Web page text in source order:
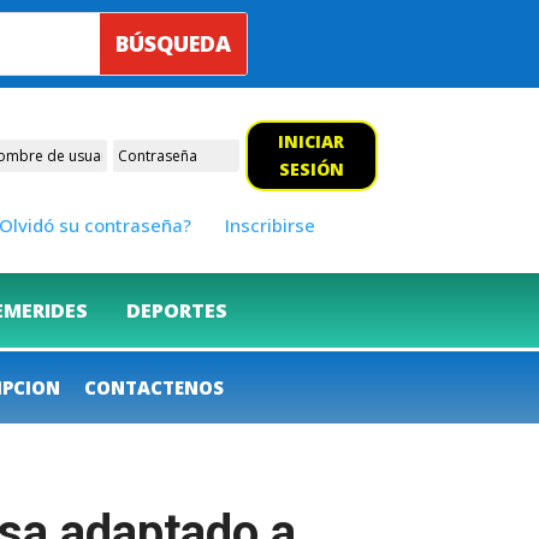
INICIAR
SESIÓN
su contraseña? Inscribirse
DEPORTES
CONTACTENOS